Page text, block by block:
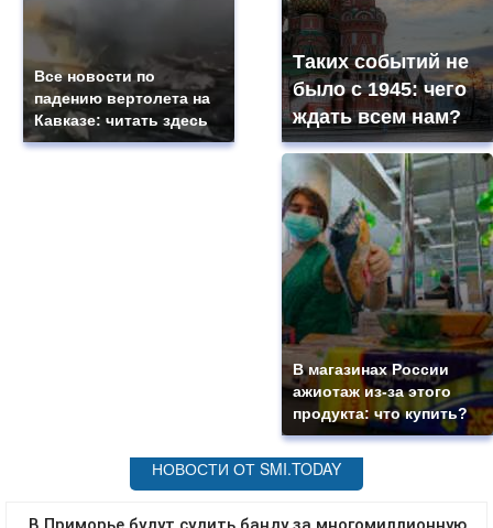
Все новости по
падению вертолета на
Кавказе: читать здесь
Таких событий не
было с 1945: чего
ждать всем нам?
В магазинах России
ажиотаж из-за этого
продукта: что купить?